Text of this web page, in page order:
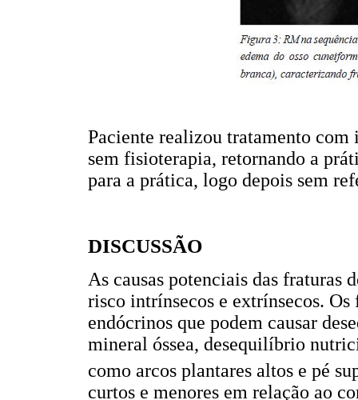
Paciente realizou tratamento com
sem fisioterapia, retornando a
para a prática, logo depois sem
DISCUSSÃO
As causas potenciais das fraturas
risco intrínsecos e extrínsecos.
endócrinos que podem causar
mineral óssea, desequilíbrio
como arcos plantares altos e pé
curtos e menores em relação ao